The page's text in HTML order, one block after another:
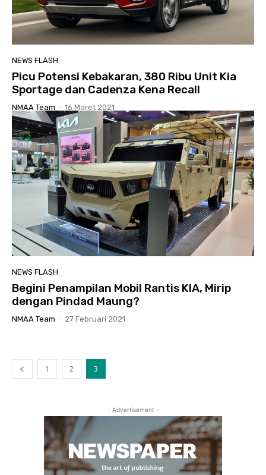
NEWS FLASH
Picu Potensi Kebakaran, 380 Ribu Unit Kia
Sportage dan Cadenza Kena Recall
NMAA Team - 16 Maret 2021
NEWS FLASH
Begini Penampilan Mobil Rantis KIA, Mirip
dengan Pindad Maung?
NMAA Team - 27 Februari 2021
1 2 3
- Advertisement -